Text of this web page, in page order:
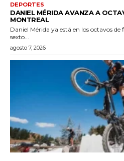
DEPORTES
DANIEL MÉRIDA AVANZA A
MONTREAL
Daniel Mérida ya está en los octavos de
sexto...
agosto 7, 2026